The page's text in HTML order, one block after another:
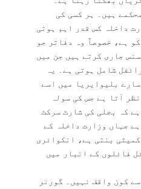
ہیں۔ ہر کسی کی
داخلہ کس قدر اہم ہوتی
ہے، خصوصاً وہ دفاتر جو
جاری کرتے ہیں جن میں
شامل ہوتی ہے۔ یہ
بلیوایریا میں اسے
آتا ہے جس کی سولہ
کہ بجلی کی شارٹ سرکٹ
جہاں وزارت داخلہ کے
بنتی ہے، انکوائری
فائلوں کے انبار میں
سے کون واقف نہیں۔ گورنر